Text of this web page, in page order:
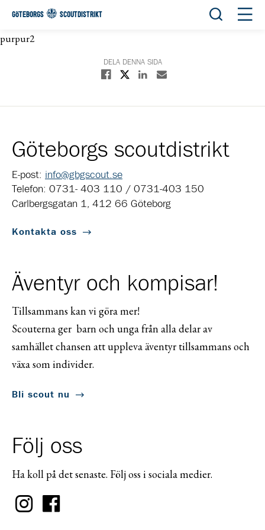
GÖTEBORGS SCOUTDISTRIKT Öppna
purpur2
DELA DENNA SIDA
Dela på Facebook
Dela på XDela på Linkedin
Dela med E-post
Göteborgs scoutdistrikt
E-post: info@gbgscout.se
Telefon: 0731- 403 110 / 0731-403 150
Carlbergsgatan 1, 412 66 Göteborg
Kontakta oss
Äventyr och kompisar!
Tillsammans kan vi göra mer!
Scouterna ger barn och unga från alla delar av
samhället chansen att uppleva äventyr tillsammans och
växa som individer.
Bli scout nu
Följ oss
Ha koll på det senaste. Följ oss i sociala medier.